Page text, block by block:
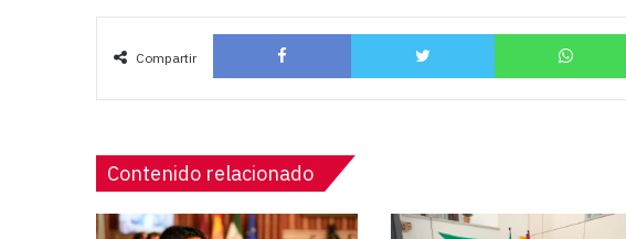
Compartir
Facebook Twitter
Contenido relacionado